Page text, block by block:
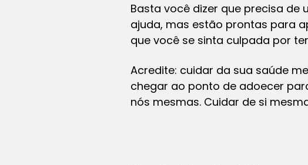
Basta você dizer que precisa de
ajuda, mas estão prontas para
que você se sinta culpada por
Acredite: cuidar da sua saúde
chegar ao ponto de adoecer
nós mesmas. Cuidar de si